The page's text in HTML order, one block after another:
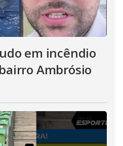
em incêndio
Ambrósio